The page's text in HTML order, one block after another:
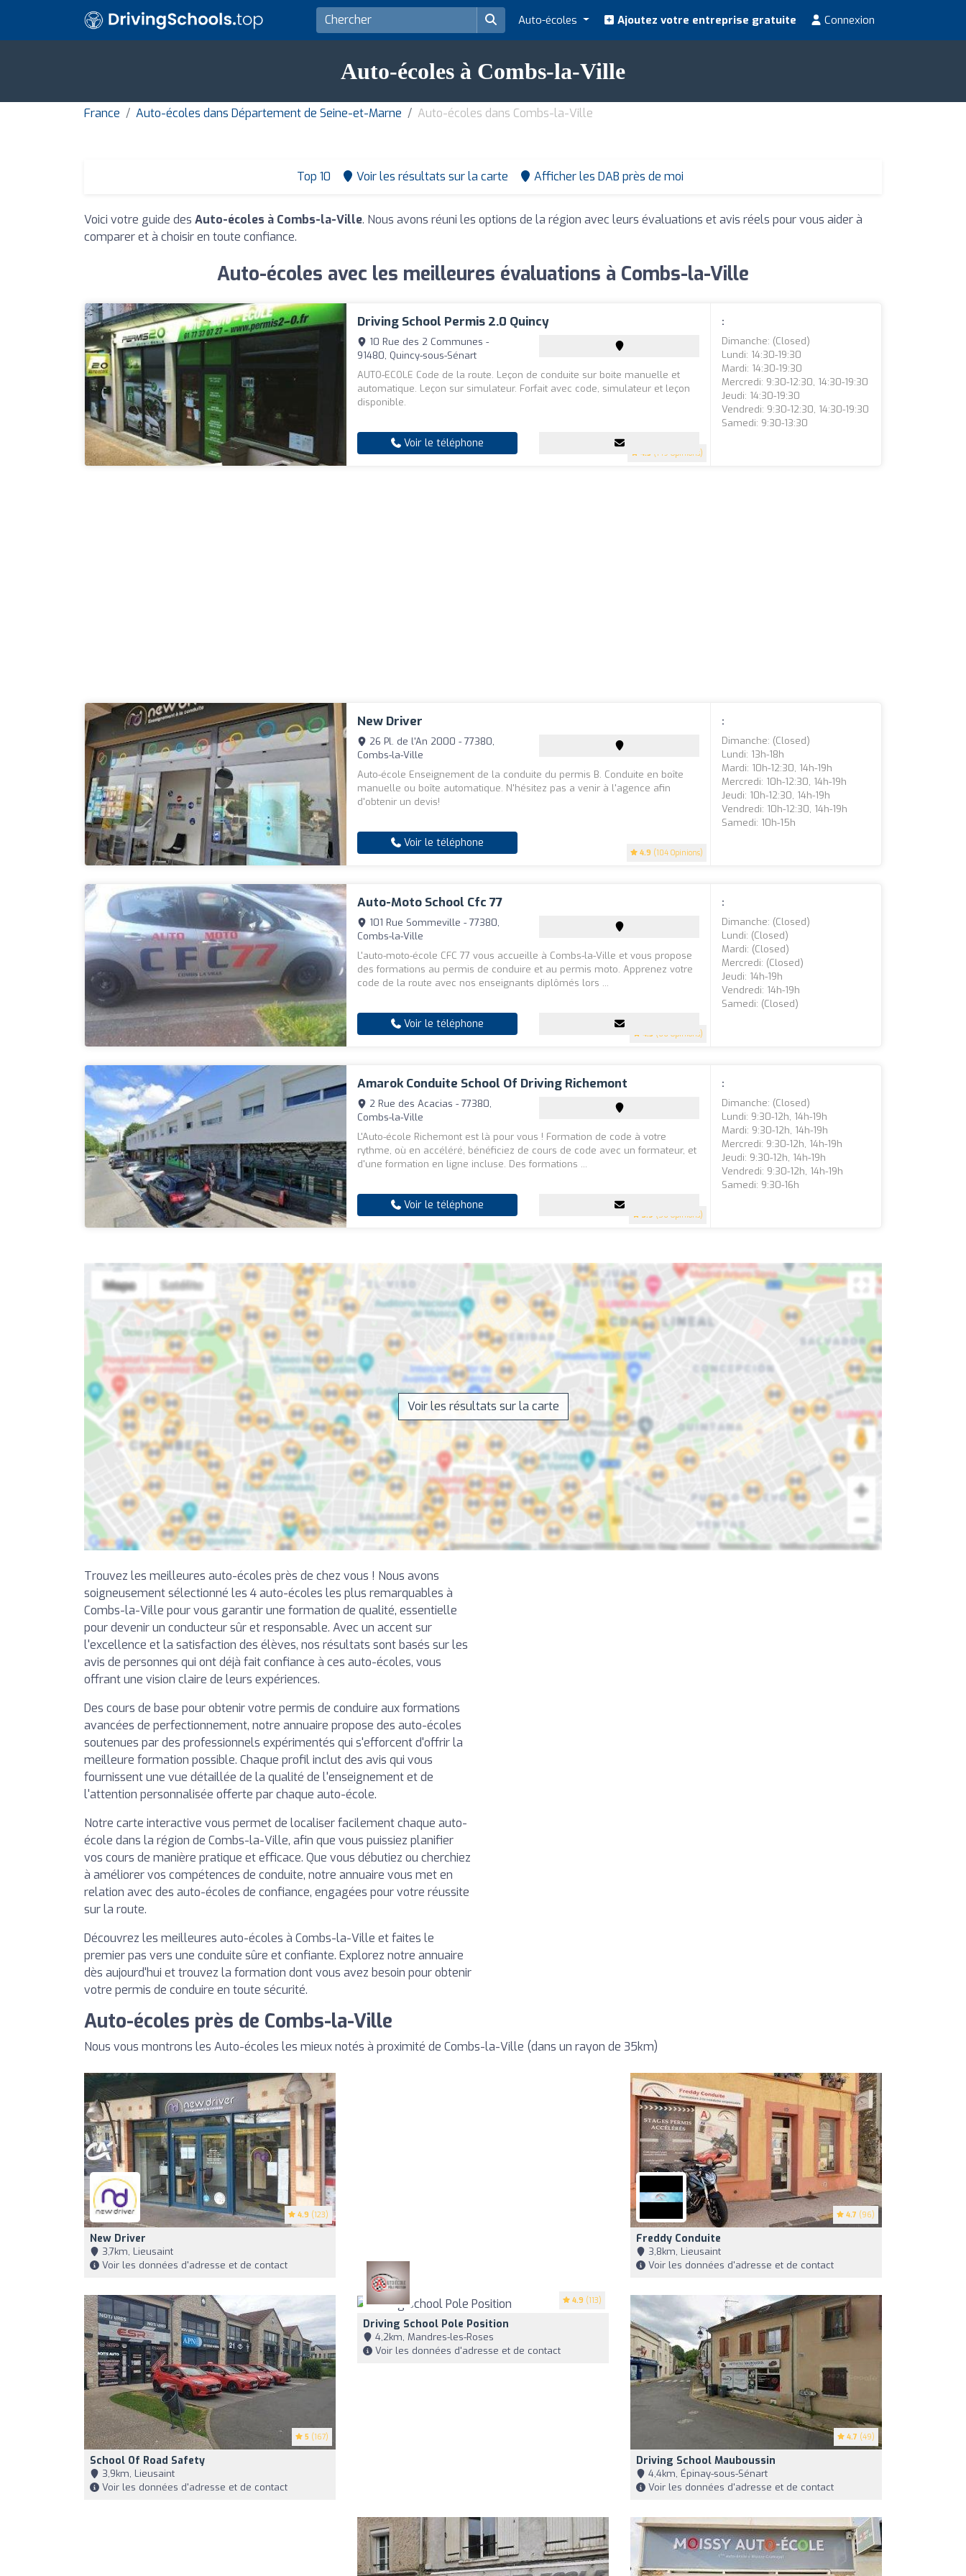
Auto-écoles Ajoutez votre entreprise gratuite Connexion
Auto-écoles à Combs-la-Ville
France Auto-écoles dans Département de Seine-et-Marne Auto-écoles dans Combs-la-Ville
Top 10 Voir les résultats sur la carte Afficher les DAB près de moi
Voici votre guide des Auto-écoles à Combs-la-Ville. Nous avons réuni les options de la région avec leurs évaluations et avis réels pour vous aider à
comparer et à choisir en toute confiance.
Auto-écoles avec les meilleures évaluations à Combs-la-Ville
Driving School Permis 2.0 Quincy
4.5 (149 Opinions)
10 Rue des 2 Communes -
91480, Quincy-sous-Sénart
AUTO-ECOLE Code de la route. Leçon de conduite sur boite manuelle et
automatique. Leçon sur simulateur. Forfait avec code, simulateur et leçon
disponible.
Voir le téléphone
:
Dimanche: (closed)
Lundi: 14:30-19:30
Mardi: 14:30-19:30
Mercredi: 9:30-12:30, 14:30-19:30
Jeudi: 14:30-19:30
Vendredi: 9:30-12:30, 14:30-19:30
Samedi: 9:30-13:30
New Driver
4.9 (104 Opinions)
26 Pl. de l'An 2000 - 77380,
Combs-la-Ville
Auto-école Enseignement de la conduite du permis B. Conduite en boîte
manuelle ou boîte automatique. N'hésitez pas a venir à l'agence afin
d'obtenir un devis!
Voir le téléphone
:
Dimanche: (closed)
Lundi: 13h-18h
Mardi: 10h-12:30, 14h-19h
Mercredi: 10h-12:30, 14h-19h
Jeudi: 10h-12:30, 14h-19h
Vendredi: 10h-12:30, 14h-19h
Samedi: 10h-15h
Auto-Moto School Cfc 77
4.5 (66 Opinions)
101 Rue Sommeville - 77380,
Combs-la-Ville
L'auto-moto-école CFC 77 vous accueille à Combs-la-Ville et vous propose
des formations au permis de conduire et au permis moto. Apprenez votre
code de la route avec nos enseignants diplômés lors ...
Voir le téléphone
:
Dimanche: (closed)
Lundi: (closed)
Mardi: (closed)
Mercredi: (closed)
Jeudi: 14h-19h
Vendredi: 14h-19h
Samedi: (closed)
Amarok Conduite School Of Driving Richemont
3.9 (56 Opinions)
2 Rue des Acacias - 77380,
Combs-la-Ville
L'Auto-école Richemont est là pour vous ! Formation de code à votre
rythme, où en accéléré, bénéficiez de cours de code avec un formateur, et
d'une formation en ligne incluse. Des formations ...
Voir le téléphone
:
Dimanche: (closed)
Lundi: 9:30-12h, 14h-19h
Mardi: 9:30-12h, 14h-19h
Mercredi: 9:30-12h, 14h-19h
Jeudi: 9:30-12h, 14h-19h
Vendredi: 9:30-12h, 14h-19h
Samedi: 9:30-16h
Voir les résultats sur la carte
Trouvez les meilleures auto-écoles près de chez vous ! Nous avons
soigneusement sélectionné les 4 auto-écoles les plus remarquables à
Combs-la-Ville pour vous garantir une formation de qualité, essentielle
pour devenir un conducteur sûr et responsable. Avec un accent sur
l'excellence et la satisfaction des élèves, nos résultats sont basés sur les
avis de personnes qui ont déjà fait confiance à ces auto-écoles, vous
offrant une vision claire de leurs expériences.
Des cours de base pour obtenir votre permis de conduire aux formations
avancées de perfectionnement, notre annuaire propose des auto-écoles
soutenues par des professionnels expérimentés qui s'efforcent d'offrir la
meilleure formation possible. Chaque profil inclut des avis qui vous
fournissent une vue détaillée de la qualité de l'enseignement et de
l'attention personnalisée offerte par chaque auto-école.
Notre carte interactive vous permet de localiser facilement chaque auto-
école dans la région de Combs-la-Ville, afin que vous puissiez planifier
vos cours de manière pratique et efficace. Que vous débutiez ou cherchiez
à améliorer vos compétences de conduite, notre annuaire vous met en
relation avec des auto-écoles de confiance, engagées pour votre réussite
sur la route.
Découvrez les meilleures auto-écoles à Combs-la-Ville et faites le
premier pas vers une conduite sûre et confiante. Explorez notre annuaire
dès aujourd'hui et trouvez la formation dont vous avez besoin pour obtenir
votre permis de conduire en toute sécurité.
Auto-écoles près de Combs-la-Ville
Nous vous montrons les Auto-écoles les mieux notés à proximité de Combs-la-Ville (dans un rayon de 35km)
4.9 (123)
New Driver
3,7km, Lieusaint
Voir les données d'adresse et de contact
4.7 (96)
Freddy Conduite
3,8km, Lieusaint
Voir les données d'adresse et de contact
5 (167)
School Of Road Safety
3,9km, Lieusaint
Voir les données d'adresse et de contact
4.9 (113)
Driving School Pole Position
4,2km, Mandres-les-Roses
Voir les données d'adresse et de contact
4.7 (49)
Driving School Mauboussin
4,4km, Épinay-sous-Sénart
Voir les données d'adresse et de contact